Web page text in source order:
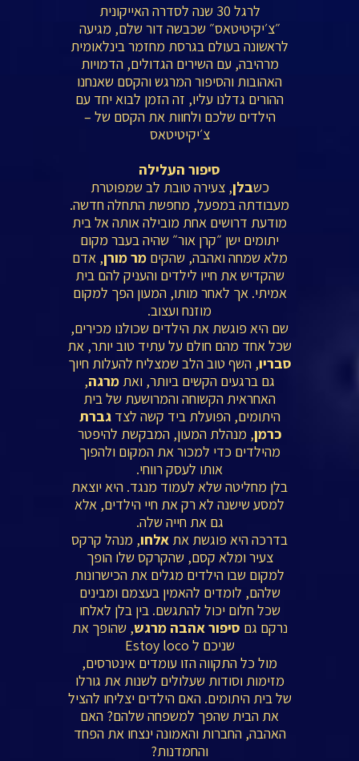
לרגל 30 שנה לסדרה האייקונית
״צ׳יקיטיטאס״ שכבשה דור שלם, מגיעה
לראשונה בעולם בגרסת מחזמר בינלאומית
מרהיבה, עם השירים הגדולים, הדמויות
האהובות והסיפור המרגש והקסם שאנחנו
ההורים גדלנו עליו, זה הזמן לבוא יחד עם
הילדים שלכם ולחוות את הקסם של –
צ׳יקיטיטאס
סיפור העלילה
כשבלן, צעירה טובת לב שמפוטרת
מעבודתה במפעל, מחפשת התחלה חדשה.
מודעת דרושים אחת מובילה אותה אל בית
יתומים ישן ״קרן אור״ שהיה בעבר מקום
מלא שמחה ואהבה, שהקיםמר מורן, אדם
שהקדיש את חייו לילדים והעניק להם בית
אמיתי. אך לאחר מותו, המעון הפך למקום
מוזנח ועצוב.
שם היא פוגשת את הילדים שכולנו מכירים,
שכל אחד מהם חולם על עתיד טוב יותר, את
סבריו, השף טוב הלב שמצליח להעלות חיוך
גם ברגעים הקשים ביותר, ואת מרגה,
האחראית הקשוחה והמרושעת של בית
היתומים, הפועלת ביד קשה לצדגברת
כרמן, מנהלת המעון, המבקשת להיפטר
מהילדים כדי למכור את המקום ולהפוך
אותו לעסק רווחי.
בלן מחליטה שלא לעמוד מנגד. היא יוצאת
למסע שישנה לא רק את חיי הילדים, אלא
גם את חייה שלה.
בדרכה היא פוגשת את אלחו, מנהל קרקס
צעיר ומלא קסם, שהקרקס שלו הופך
למקום שבו הילדים מגלים את הכישרונות
שלהם, לומדים להאמין בעצמם ומבינים
שכל חלום יכול להתגשם. בין בלן לאלחו
נרקם גם סיפור אהבה מרגש, שהופך את
שניכם ל Estoy loco
מול כל התקווה הזו עומדים אינטרסים,
מזימות וסודות שעלולים לשנות את גורלו
של בית היתומים. האם הילדים יצליחו להציל
את הבית שהפך למשפחה שלהם? האם
האהבה, החברות והאמונה ינצחו את הפחד
והחמדנות?